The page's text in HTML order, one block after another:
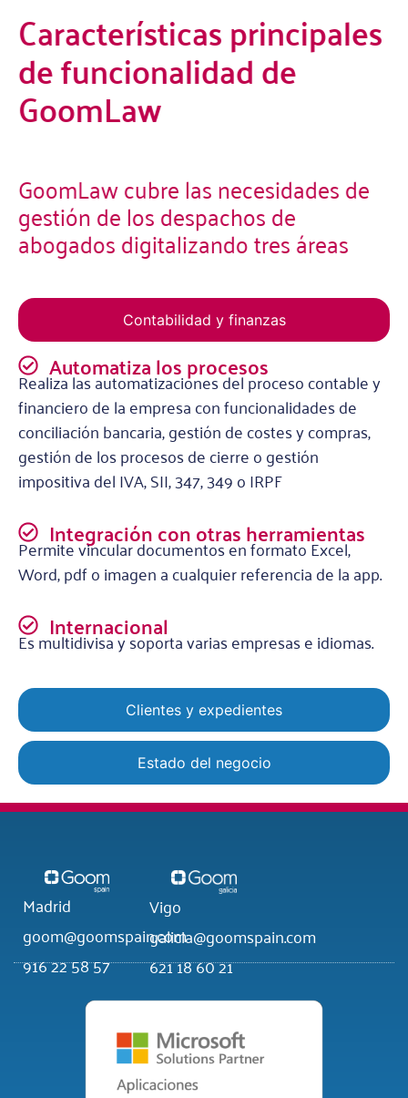
Características principales
de funcionalidad de
GoomLaw
GoomLaw cubre las necesidades de
gestión de los despachos de
abogados digitalizando tres áreas
Contabilidad y finanzas
Clientes y expedientes
Estado del negocio
Automatiza los procesos
Realiza las automatizaciones del proceso contable y
financiero de la empresa con funcionalidades de
conciliación bancaria, gestión de costes y compras,
gestión de los procesos de cierre o gestión
impositiva del IVA, SII, 347, 349 o IRPF
Integración con otras herramientas
Permite vincular documentos en formato Excel,
Word, pdf o imagen a cualquier referencia de la app.
Internacional
Es multidivisa y soporta varias empresas e idiomas.
Madrid
goom@goomspain.com
916 22 58 57
Vigo
galicia@goomspain.com
621 18 60 21